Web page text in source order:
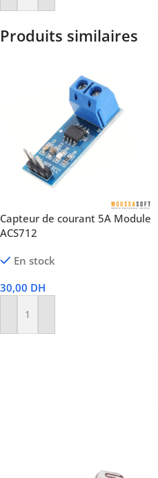
Produits similaires
Capteur de courant 5A Module
ACS712
En stock
30,00 DH
Ajouter Au Panier